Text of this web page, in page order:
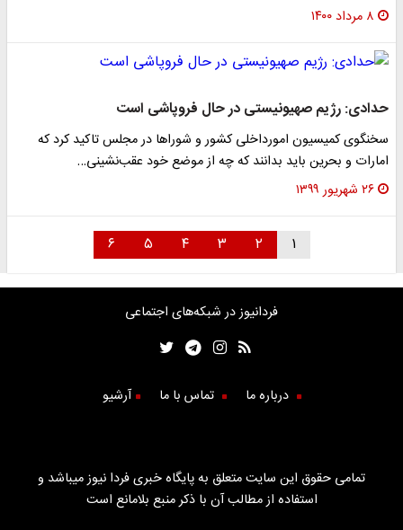
۸ مرداد ۱۴۰۰
حدادی: رژیم صهیونیستی در حال فروپاشی است
سخنگوی کمیسیون امورداخلی کشور و شورا‌ها در مجلس تاکید کرد که
امارات و بحرین باید بدانند که چه از موضع خود عقب‌نشینی…
۲۶ شهریور ۱۳۹۹
۱ ۲ ۳ ۴ ۵ ۶
فردانیوز در شبکه‌های اجتماعی
درباره ما تماس با ما آرشیو
تمامی حقوق این سایت متعلق به پایگاه خبری فردا نیوز میباشد و
استفاده از مطالب آن با ذکر منبع بلامانع است